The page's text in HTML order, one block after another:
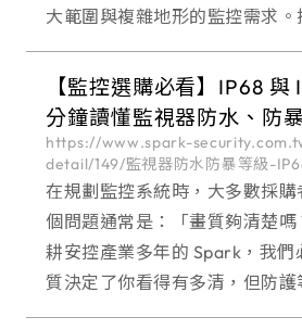
大範圍與複雜地形的監控需求
析、雙向語音及玻璃除霧設計
場景的
【監控選購必看】IP68
分鐘讀懂監視器防水、防
https://www.spark-
detail/149/監視器防水防暴等級-
在規劃監控系統時，大多數採
個問題通常是：「畫質夠清楚
耕安控產業多年的 Spark，我們
質決定了你看得有多清，但防護
多久。」 台灣環境特殊，北部有潮濕多雨的東北季